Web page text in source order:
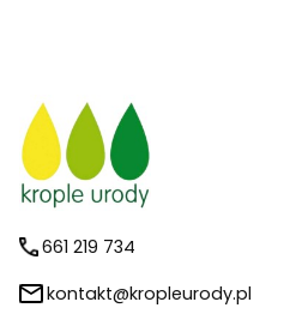
661 219 734
kontakt@kropleurody.pl